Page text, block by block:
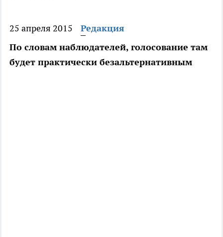
25 апреля 2015
Редакция
По словам наблюдателей, голосование там
будет практически безальтернативным